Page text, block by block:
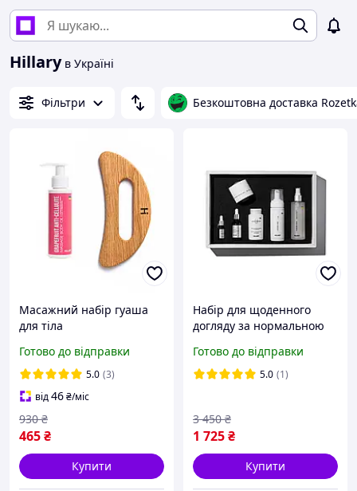
Hillaryв Україні
Фільтри Безкоштовна доставка
Масажний набір гуаша
для тіла
Готово до відправки
5.0 (3)
від46₴/міс
465₴
930 ₴
Купити
Набір для щоденного
догляду за нормальною
Hillary Perfect 6
Готово до відправки
5.0 (1)
1 725₴
3 450 ₴
Купити